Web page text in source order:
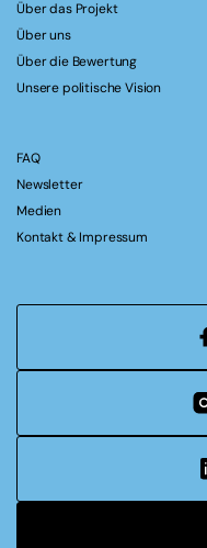
Über das Projekt
Über uns
Über die Bewertung
Unsere politische Vision
FAQ
Newsletter
Medien
Kontakt & Impressum